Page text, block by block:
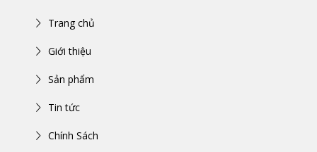
Trang chủ
Giới thiệu
Sản phẩm
Tin tức
Chính Sách